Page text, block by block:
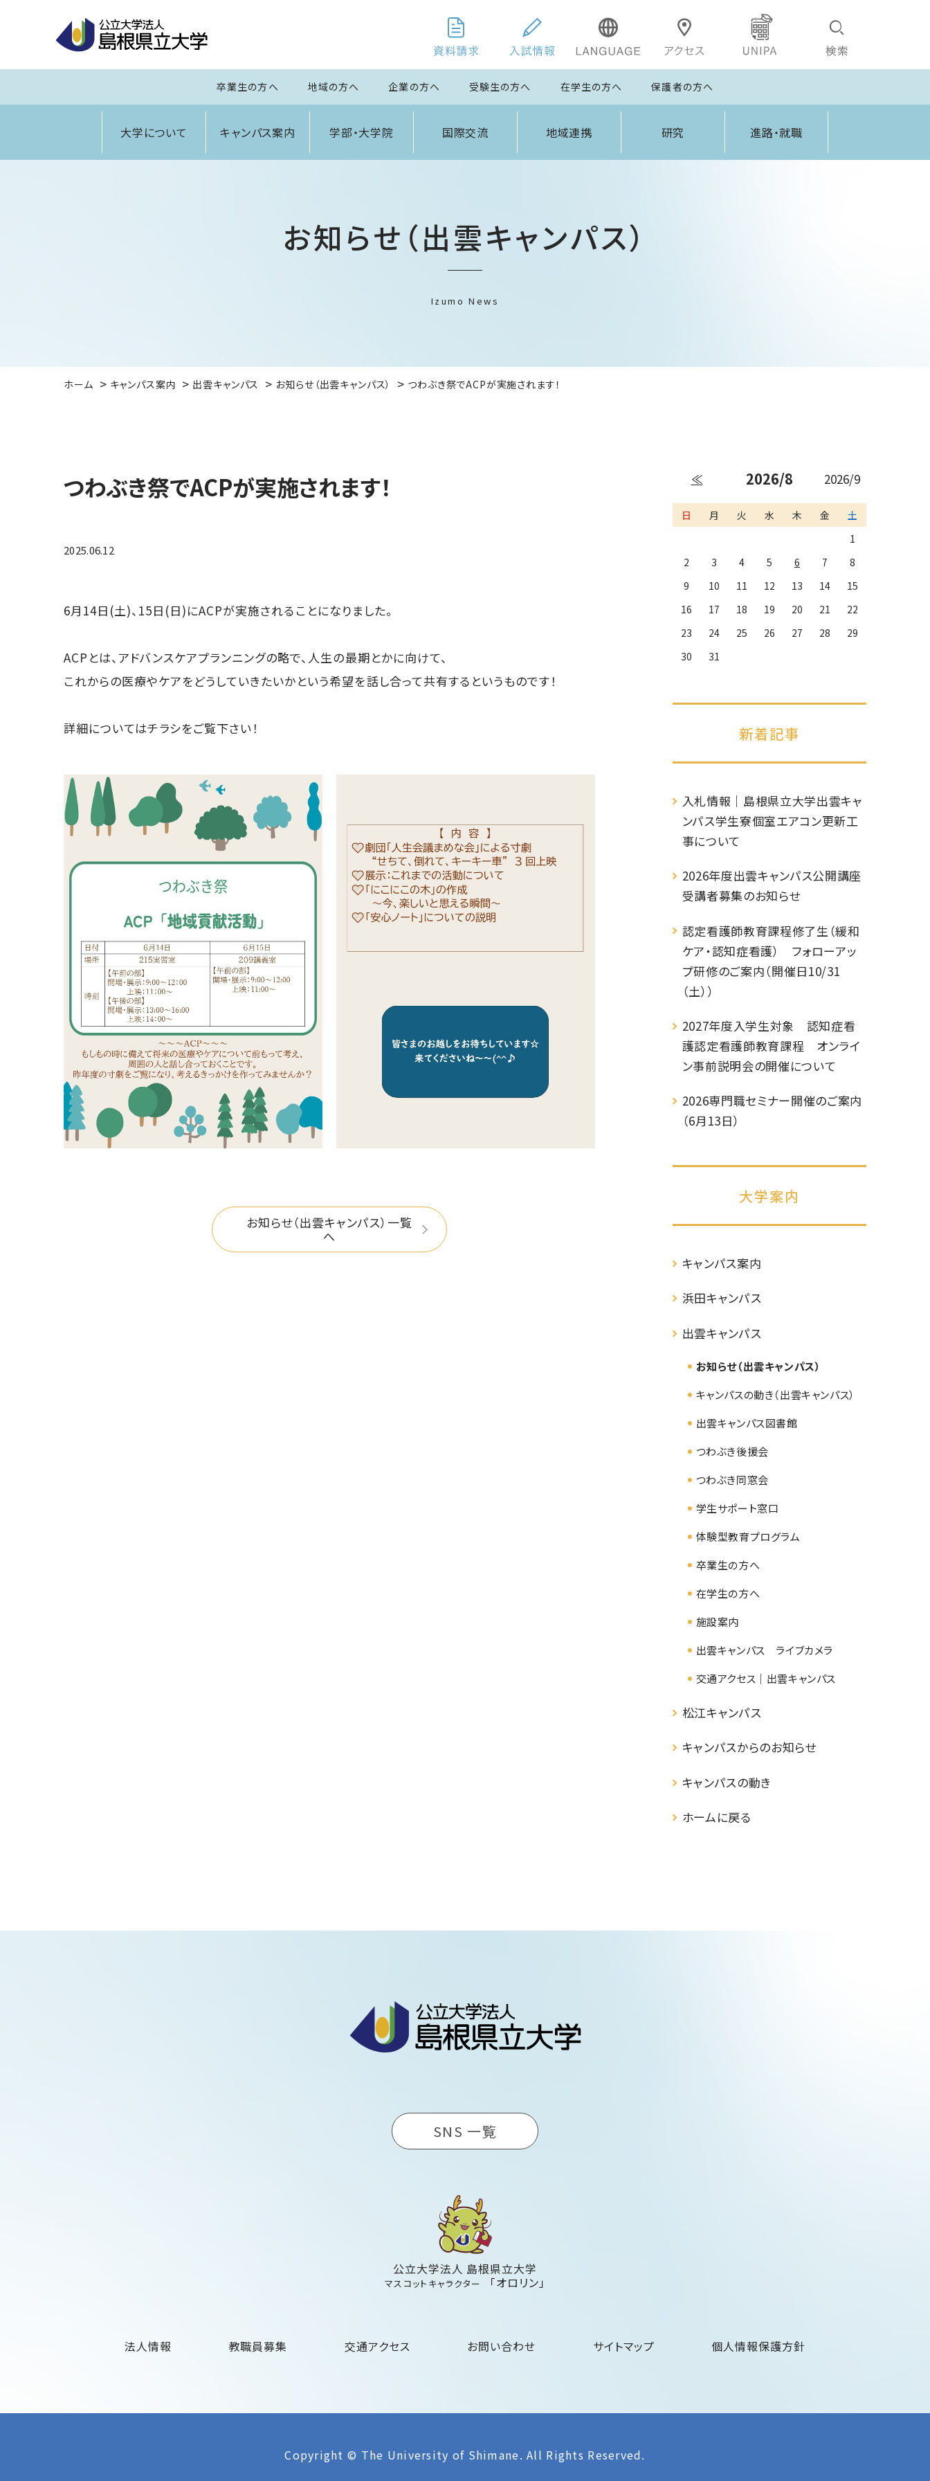
卒業生の方へ 地域の方へ 企業の方へ 受験生の方へ 在学生の方へ 保護者の方へ
大学について キャンパス案内 学部・大学院 国際交流 地域連携 研究 進路・就職
お知らせ（出雲キャンパス）
Izumo News
ホーム キャンパス案内 出雲キャンパス お知らせ（出雲キャンパス） つわぶき祭でACPが実施されます！
つわぶき祭でACPが実施されます！
2025.06.12
6月14日(土)、15日(日)にACPが実施されることになりました。
ACPとは、アドバンスケアプランニングの略で、人生の最期とかに向けて、
これからの医療やケアをどうしていきたいかという希望を話し合って共有するというものです！
詳細についてはチラシをご覧下さい！
お知らせ（出雲キャンパス）一覧
へ
≪ 2026/8 2026/9
日 月 火 水 木 金
土
1
2
3 4 5 6 7
8
9
10 11 12 13 14
15
16
17 18 19 20 21
22
23
24 25 26 27 28
29
30
31
新着記事
入札情報｜島根県立大学出雲キャ
ンパス学生寮個室エアコン更新工
事について
2026年度出雲キャンパス公開講座
受講者募集のお知らせ
認定看護師教育課程修了生（緩和
ケア・認知症看護） フォローアッ
プ研修のご案内（開催日10/31
（土））
2027年度入学生対象 認知症看
護認定看護師教育課程 オンライ
ン事前説明会の開催について
2026専門職セミナー開催のご案内
（6月13日）
大学案内
キャンパス案内
浜田キャンパス
出雲キャンパス
お知らせ（出雲キャンパス）
キャンパスの動き（出雲キャンパス）
出雲キャンパス図書館
つわぶき後援会
つわぶき同窓会
学生サポート窓口
体験型教育プログラム
卒業生の方へ
在学生の方へ
施設案内
出雲キャンパス ライブカメラ
交通アクセス｜出雲キャンパス
松江キャンパス
キャンパスからのお知らせ
キャンパスの動き
ホームに戻る
SNS 一覧
公立大学法人 島根県立大学
マスコットキャラクター 「オロリン」
法人情報 教職員募集 交通アクセス お問い合わせ サイトマップ 個人情報保護方針
Copyright © The University of Shimane. All Rights Reserved.